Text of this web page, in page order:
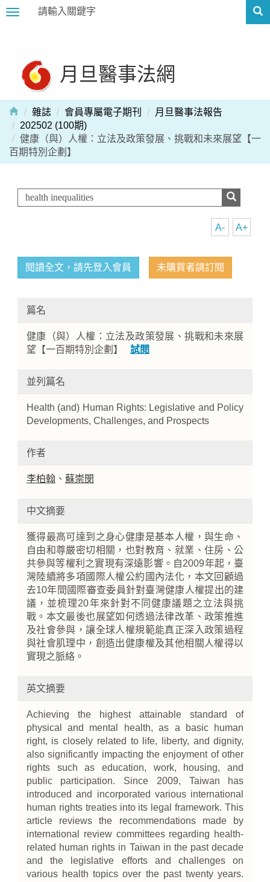
Toggle
月旦醫事法網
Home
雜誌 會員專屬電子期刊
月旦醫事法報告
202502 (100期)
健康（與）人權：立法及政策發展、挑戰和未來展望【一
百期特別企劃】
A+
A-
閱讀全文，請先登入會員 未購買者請訂閱
篇名
健康（與）人權：立法及政策發展、挑戰和未來展
望【一百期特別企劃】 試閱
並列篇名
Health (and) Human Rights: Legislative and Policy
Developments, Challenges, and Prospects
作者
李柏翰、 蘇崇閔
中文摘要
獲得最高可達到之身心健康是基本人權，與生命、
自由和尊嚴密切相關，也對教育、就業、住房、公
共參與等權利之實現有深遠影響。自2009年起，臺
灣陸續將多項國際人權公約國內法化，本文回顧過
去10年間國際審查委員針對臺灣健康人權提出的建
議，並梳理20年來針對不同健康議題之立法與挑
戰。本文最後也展望如何透過法律改革、政策推進
及社會參與，讓全球人權規範能真正深入政策過程
與社會肌理中，創造出健康權及其他相關人權得以
實現之脈絡。
英文摘要
Achieving the highest attainable standard of
physical and mental health, as a basic human
right, is closely related to life, liberty, and dignity,
also significantly impacting the enjoyment of other
rights such as education, work, housing, and
public participation. Since 2009, Taiwan has
introduced and incorporated various international
human rights treaties into its legal framework. This
article reviews the recommendations made by
international review committees regarding health-
related human rights in Taiwan in the past decade
and the legislative efforts and challenges on
various health topics over the past twenty years.